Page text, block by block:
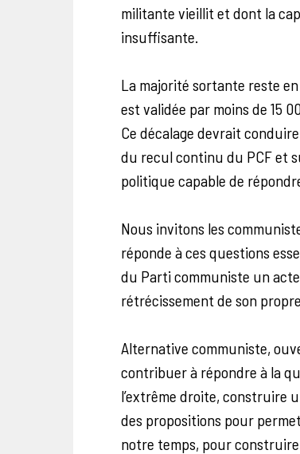
militante vieillit et dont la
insuffisante.
La majorité sortante reste
est validée par moins de 15
Ce décalage devrait
du recul continu du PCF et
politique capable de
Nous invitons les
réponde à ces questions
du Parti communiste un
rétrécissement de son
Alternative communiste,
contribuer à répondre à la
l’extrême droite, construire
des propositions pour
notre temps, pour